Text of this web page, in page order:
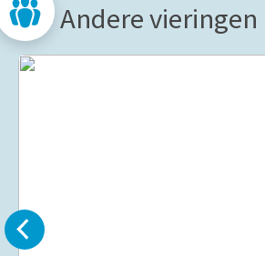
Andere vieringen